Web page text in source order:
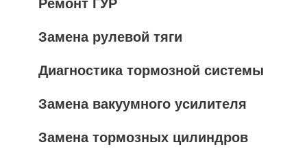
Ремонт ГУР
Замена рулевой тяги
Диагностика тормозной системы
Замена вакуумного усилителя
Замена тормозных цилиндров